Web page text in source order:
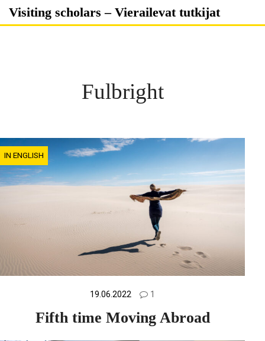
Skip
Visiting scholars – Vierailevat tutkijat
Fulbright
IN ENGLISH
19.06.2022 1
Fifth time Moving Abroad